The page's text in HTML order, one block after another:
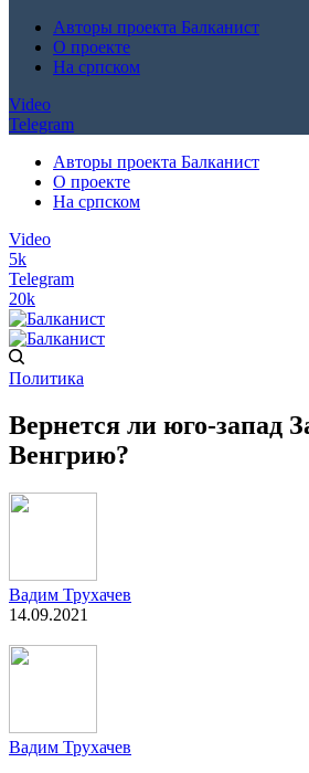
Авторы проекта Балканист
О проекте
На српском
Video
Telegram
Авторы проекта Балканист
О проекте
На српском
Video
5k
Telegram
20k
Политика
Вернется ли юго-запад
Венгрию?
Вадим Трухачев
14.09.2021
Вадим Трухачев